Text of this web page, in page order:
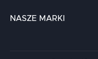
Kontakt
Chatboty
NASZE MARKI